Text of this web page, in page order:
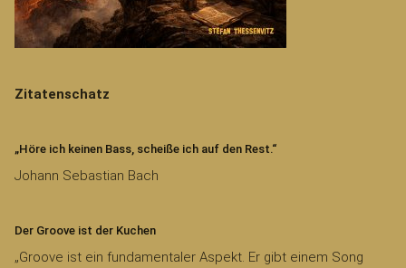
Zitatenschatz
„Höre ich keinen Bass, scheiße ich auf den Rest.“
Johann Sebastian Bach
Der Groove ist der Kuchen
„Groove ist ein fundamentaler Aspekt. Er gibt einem Song